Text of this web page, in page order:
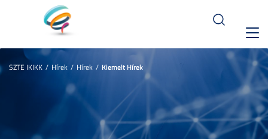
SZTE IKIKK Hírek Hírek Kiemelt Hírek